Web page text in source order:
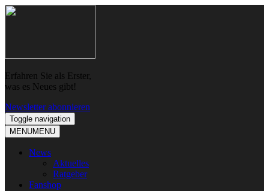
Skip
Skip
Erfahren Sie als Erster,
was es Neues gibt!
Newsletter abonnieren
Toggle navigation
MENUMENU
News
Aktuelles
Ratgeber
Fanshop